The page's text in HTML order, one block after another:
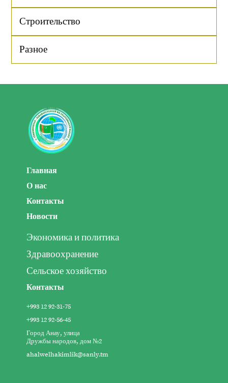
Строительство
Разное
Главная
О нас
Контакты
Новости
Экономика и политика
Здравоохранение
Сельское хозяйство
Контакты
+993 12 92-31-75
+993 12 92-56-45
Город Анау, улица
Дружбы народов, дом №2
ahalwelhakimlik@sanly.tm